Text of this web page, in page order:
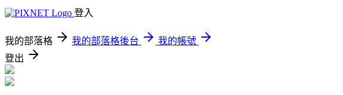
登入
我的部落格 我的部落格後台
我的帳號
登出